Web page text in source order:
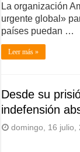
La organización
urgente global»
países puedan …
Leer más »
Desde su
indefensión
domingo, 16 julio,